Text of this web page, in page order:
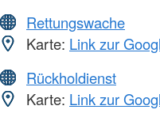
Rettungswache
Karte: Link zur
Rückholdienst
Karte: Link zur